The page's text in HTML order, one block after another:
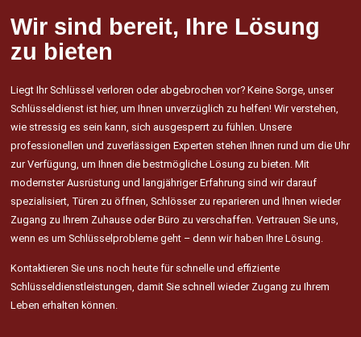
Wir sind bereit, Ihre Lösung
zu bieten
Liegt Ihr Schlüssel verloren oder abgebrochen vor? Keine Sorge, unser
Schlüsseldienst ist hier, um Ihnen unverzüglich zu helfen! Wir verstehen,
wie stressig es sein kann, sich ausgesperrt zu fühlen. Unsere
professionellen und zuverlässigen Experten stehen Ihnen rund um die Uhr
zur Verfügung, um Ihnen die bestmögliche Lösung zu bieten. Mit
modernster Ausrüstung und langjähriger Erfahrung sind wir darauf
spezialisiert, Türen zu öffnen, Schlösser zu reparieren und Ihnen wieder
Zugang zu Ihrem Zuhause oder Büro zu verschaffen. Vertrauen Sie uns,
wenn es um Schlüsselprobleme geht – denn wir haben Ihre Lösung.
Kontaktieren Sie uns noch heute für schnelle und effiziente
Schlüsseldienstleistungen, damit Sie schnell wieder Zugang zu Ihrem
Leben erhalten können.